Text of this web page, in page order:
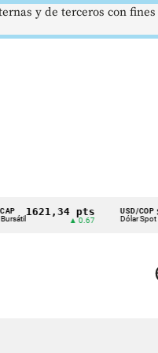
pts USD/COP
Dólar Spot ▲ 0.42
y de terceros con